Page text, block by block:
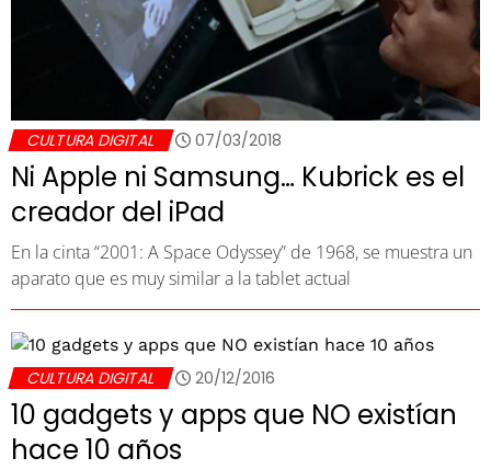
CULTURA DIGITAL 07/03/2018
Ni Apple ni Samsung… Kubrick es el
creador del iPad
En la cinta “2001: A Space Odyssey” de 1968, se muestra un
aparato que es muy similar a la tablet actual
CULTURA DIGITAL 20/12/2016
10 gadgets y apps que NO existían
hace 10 años